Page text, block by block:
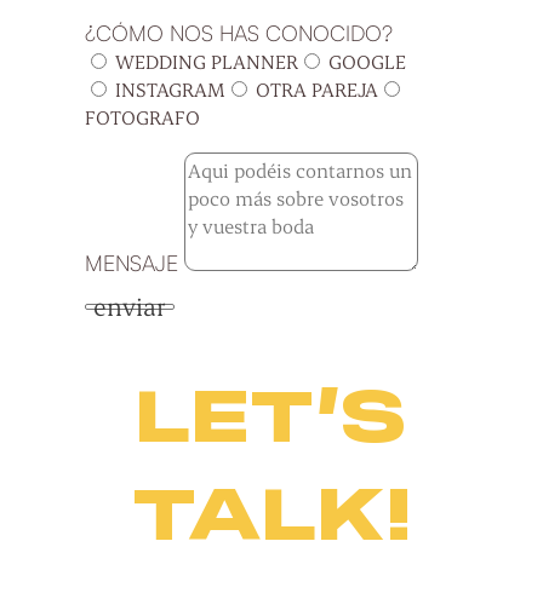
¿CÓMO NOS HAS CONOCIDO?
WEDDING PLANNER
GOOGLE
INSTAGRAM
OTRA PAREJA
FOTOGRAFO
MENSAJE
enviar
LET’S
TALK!